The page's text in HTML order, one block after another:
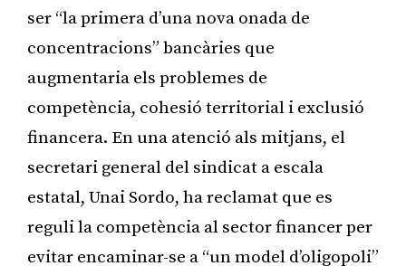
ser “la primera d’una nova onada de
concentracions” bancàries que
augmentaria els problemes de
competència, cohesió territorial i exclusió
financera. En una atenció als mitjans, el
secretari general del sindicat a escala
estatal, Unai Sordo, ha reclamat que es
reguli la competència al sector financer per
evitar encaminar-se a “un model d’oligopoli”